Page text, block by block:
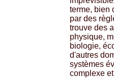
terme, bien
par des
trouve des
physique,
biologie,
d'autres
systèmes
complexe